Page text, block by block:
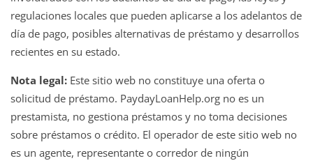
regulaciones locales que pueden aplicarse a los adelantos de
día de pago, posibles alternativas de préstamo y desarrollos
recientes en su estado.
Nota legal: Este sitio web no constituye una oferta o
solicitud de préstamo. PaydayLoanHelp.org no es un
prestamista, no gestiona préstamos y no toma decisiones
sobre préstamos o crédito. El operador de este sitio web no
es un agente, representante o corredor de ningún